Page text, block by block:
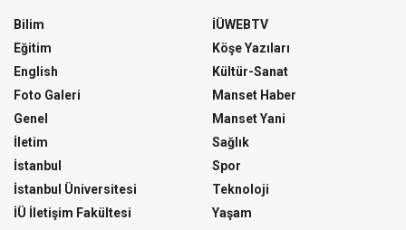
Bilim
Eğitim
English
Foto Galeri
Genel
İletim
İstanbul
İstanbul Üniversitesi
İÜ İletişim Fakültesi
İÜWEBTV
Köşe Yazıları
Kültür-Sanat
Manset Haber
Manset Yani
Sağlık
Spor
Teknoloji
Yaşam